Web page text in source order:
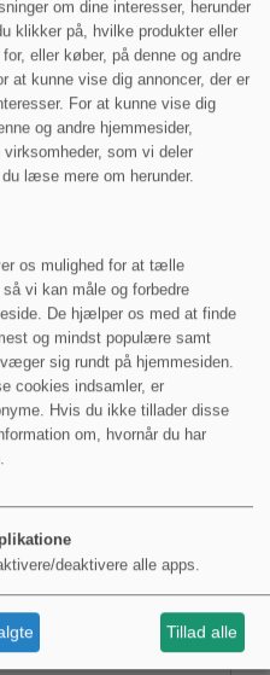
om dine interesser, herunder
klikker på, hvilke produkter eller
eller køber, på denne og andre
at kunne vise dig annoncer, der er
For at kunne vise dig
og andre hjemmesider,
som vi deler
læse mere om herunder.
os mulighed for at tælle
vi kan måle og forbedre
De hjælper os med at finde
og mindst populære samt
sig rundt på hjemmesiden.
cookies indsamler, er
Hvis du ikke tillader disse
om, hvornår du har
deaktivere alle apps.
Tillad alle